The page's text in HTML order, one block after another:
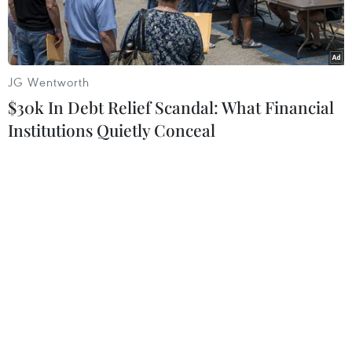
JG Wentworth
$30k In Debt Relief Scandal: What Financial
Institutions Quietly Conceal